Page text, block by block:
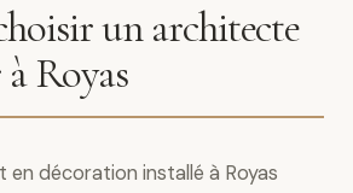
un architecte
Royas
en décoration installé à Royas